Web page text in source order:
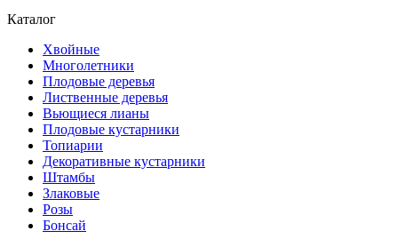
Каталог
Хвойные
Многолетники
Плодовые деревья
Лиственные деревья
Вьющиеся лианы
Плодовые кустарники
Топиарии
Декоративные кустарники
Штамбы
Злаковые
Розы
Бонсай